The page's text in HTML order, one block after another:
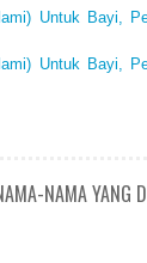
Untuk Bayi,
Untuk Bayi,
NAMA YANG